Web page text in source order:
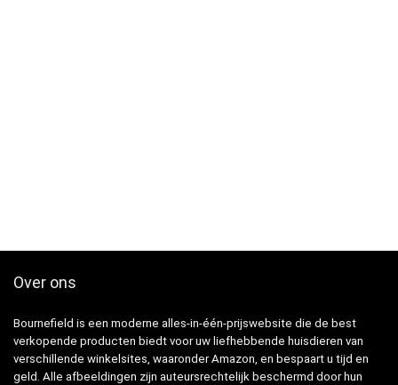
Over ons
Bournefield is een moderne alles-in-één-prijswebsite die de best
verkopende producten biedt voor uw liefhebbende huisdieren van
verschillende winkelsites, waaronder Amazon, en bespaart u tijd en
geld. Alle afbeeldingen zijn auteursrechtelijk beschermd door hun